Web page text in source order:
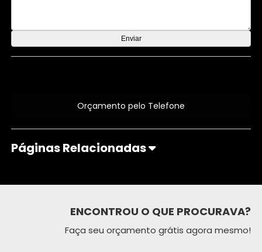
Orçamento pelo Telefone
Páginas Relacionadas
ENCONTROU O QUE PROCURAVA?
Faça seu orçamento grátis agora mesmo!